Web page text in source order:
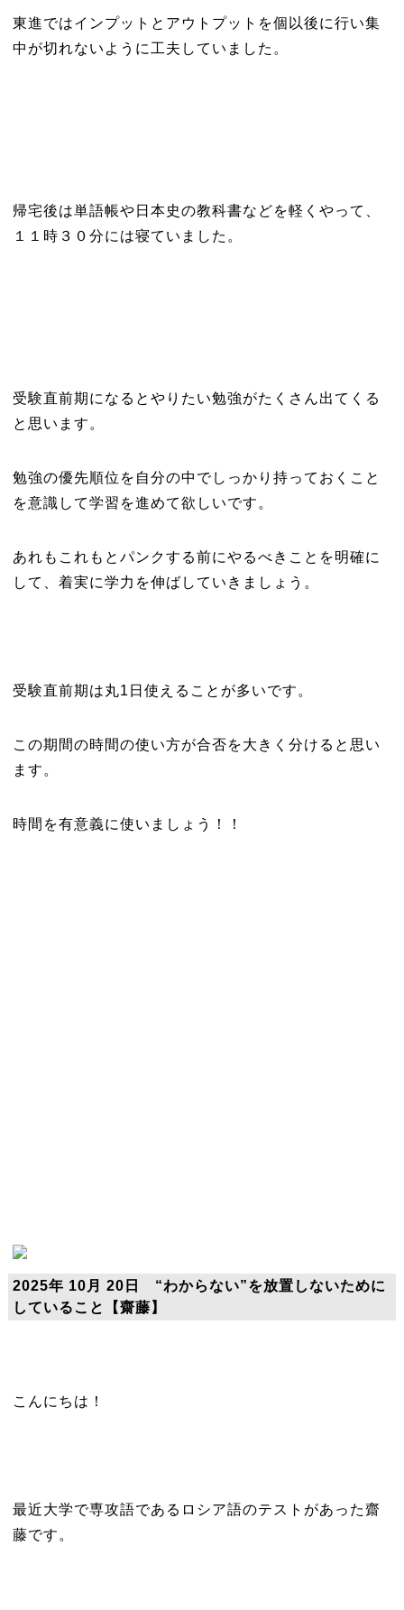
東進ではインプットとアウトプットを個以後に行い集
中が切れないように工夫していました。
帰宅後は単語帳や日本史の教科書などを軽くやって、
１１時３０分には寝ていました。
受験直前期になるとやりたい勉強がたくさん出てくる
と思います。
勉強の優先順位を自分の中でしっかり持っておくこと
を意識して学習を進めて欲しいです。
あれもこれもとパンクする前にやるべきことを明確に
して、着実に学力を伸ばしていきましょう。
受験直前期は丸1日使えることが多いです。
この期間の時間の使い方が合否を大きく分けると思い
ます。
時間を有意義に使いましょう！！
2025年 10月 20日 “わからない”を放置しないために
していること【齋藤】
こんにちは！
最近大学で専攻語であるロシア語のテストがあった齋
藤です。